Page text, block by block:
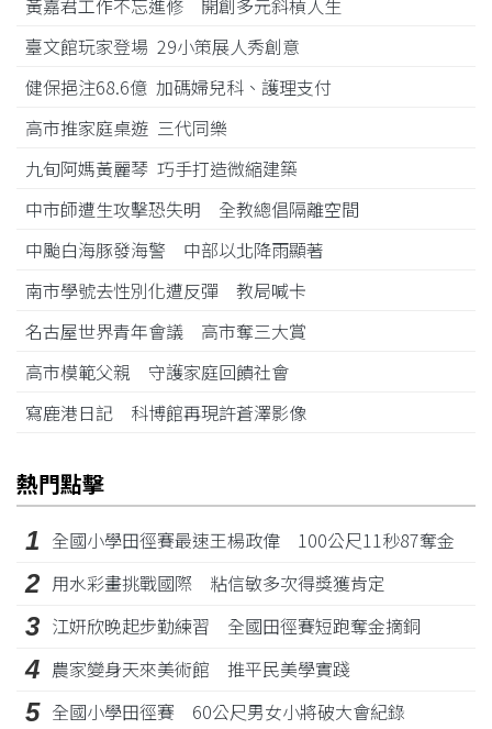
黃嘉君工作不忘進修 開創多元斜槓人生
臺文館玩家登場 29小策展人秀創意
健保挹注68.6億 加碼婦兒科、護理支付
高市推家庭桌遊 三代同樂
九旬阿媽黃麗琴 巧手打造微縮建築
中市師遭生攻擊恐失明 全教總倡隔離空間
中颱白海豚發海警 中部以北降雨顯著
南市學號去性別化遭反彈 教局喊卡
名古屋世界青年會議 高市奪三大賞
高市模範父親 守護家庭回饋社會
寫鹿港日記 科博館再現許蒼澤影像
熱門點擊
1 全國小學田徑賽最速王楊政偉 100公尺11秒87奪金
2 用水彩畫挑戰國際 粘信敏多次得獎獲肯定
3 江姸欣晚起步勤練習 全國田徑賽短跑奪金摘銅
4 農家變身天來美術館 推平民美學實踐
5 全國小學田徑賽 60公尺男女小將破大會紀錄